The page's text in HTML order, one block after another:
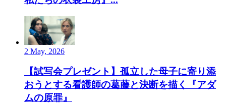
2 May, 2026
【試写会プレゼント】孤立した母子に寄り添
おうとする看護師の葛藤と決断を描く『アダ
ムの原罪』